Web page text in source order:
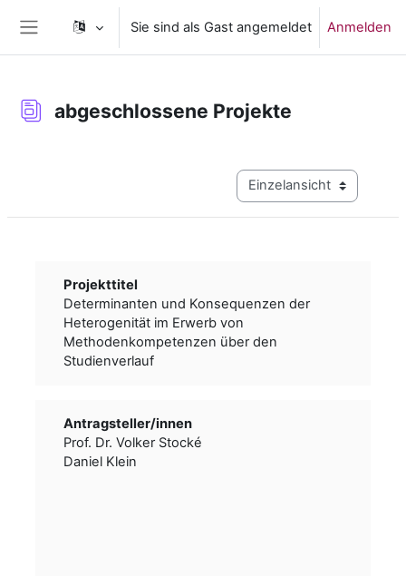
Website-Übersicht
Sie sind als Gast angemeldet Anmelden
abgeschlossene Projekte
Modus Tertiärnavigation
Projekttitel
Determinanten und Konsequenzen der
Heterogenität im Erwerb von
Methodenkompetenzen über den
Studienverlauf
Antragsteller/­­innen
Prof. Dr. Volker Stocké
Daniel Klein